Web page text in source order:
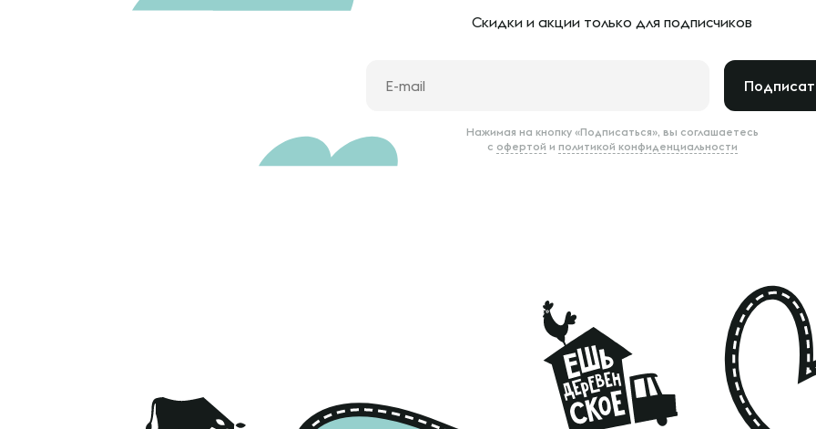
Скидки и акции только для подписчиков
Нажимая на кнопку «Подписаться», вы соглашаетесь
с офертой и политикой конфиденциальности